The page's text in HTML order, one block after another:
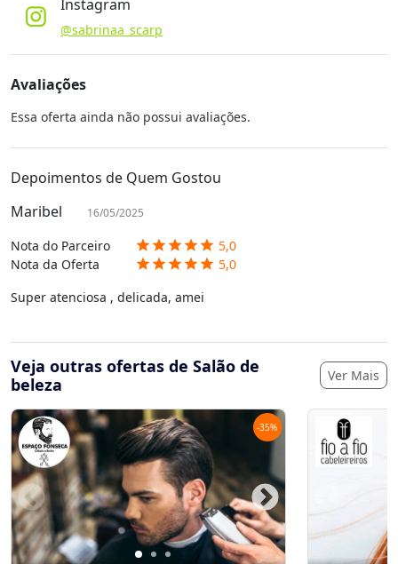
Instagram
@sabrinaa_scarp
Avaliações
Essa oferta ainda não possui avaliações.
Depoimentos de Quem Gostou
Maribel
16/05/2025
Nota do Parceiro star star star star star 5,0
Nota da Oferta
star star star star star 5,0
Super atenciosa , delicada, amei
Veja outras ofertas de Salão de
beleza
Ver Mais
-35%